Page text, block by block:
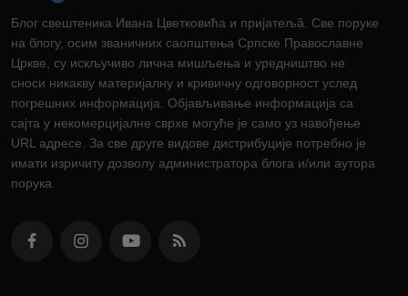
Блог свештеника Ивана Цветковића и пријатељâ. Све поруке
на блогу, осим званичних саопштења Српске Православне
Цркве, су искључиво лична мишљења и уредништво не
сноси никакву материјалну и кривичну одговорност услед
погрешних информација. Објављивање информација са
сајта у некомерцијалне сврхе могуће је само уз навођење
URL адресе. За све друге видове дистрибуције потребно је
имати изричиту дозволу администратора блога и/или аутора
порука.